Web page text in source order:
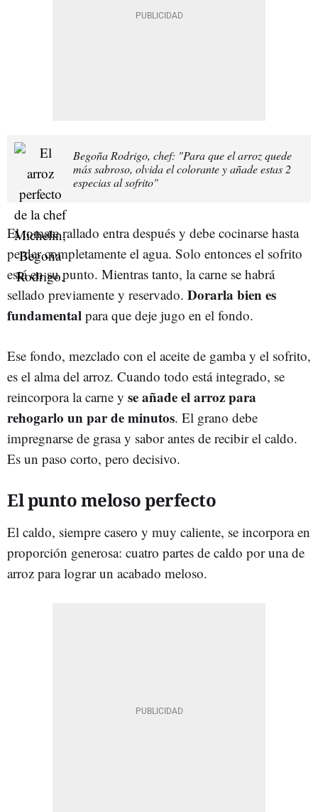
Begoña Rodrigo, chef: "Para que el arroz quede
más sabroso, olvida el colorante y añade estas 2
especias al sofrito"
El tomate rallado entra después y debe cocinarse hasta
perder completamente el agua. Solo entonces el sofrito
está en su punto. Mientras tanto, la carne se habrá
sellado previamente y reservado. Dorarla bien es
fundamental para que deje jugo en el fondo.
Ese fondo, mezclado con el aceite de gamba y el sofrito,
es el alma del arroz. Cuando todo está integrado, se
reincorpora la carne y se añade el arroz para
rehogarlo un par de minutos. El grano debe
impregnarse de grasa y sabor antes de recibir el caldo.
Es un paso corto, pero decisivo.
El punto meloso perfecto
El caldo, siempre casero y muy caliente, se incorpora en
proporción generosa: cuatro partes de caldo por una de
arroz para lograr un acabado meloso.